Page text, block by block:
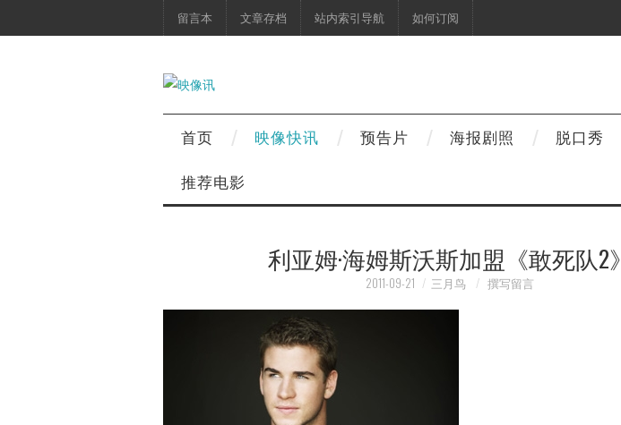
留言本 文章存档 站内索引导航 如何订阅
首页 映像快讯 预告片 海报剧照 脱口秀
推荐电影
利亚姆·海姆斯沃斯加盟《敢死队2》
2011-09-21 三月鸟 撰写留言